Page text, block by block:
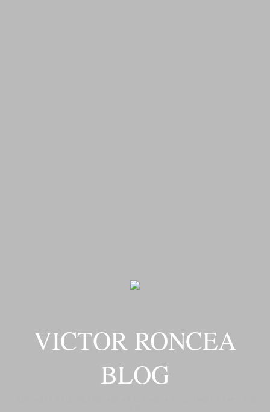
VICTOR RONCEA
BLOG